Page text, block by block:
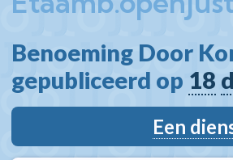
Benoeming Door
gepubliceerd op 18
Een